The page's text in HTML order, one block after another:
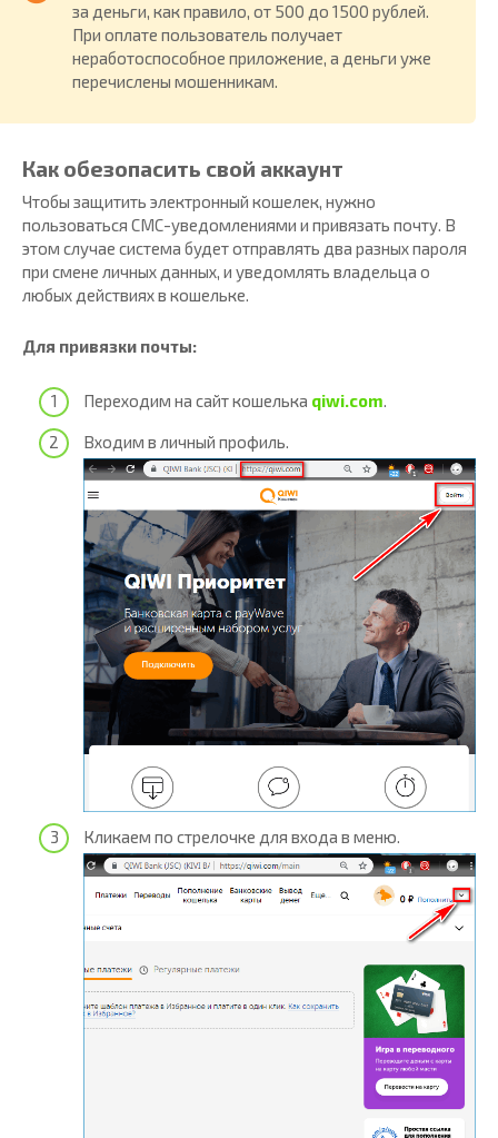
за деньги, как правило, от 500 до 1500 рублей.
При оплате пользователь получает
неработоспособное приложение, а деньги уже
перечислены мошенникам.
Как обезопасить свой аккаунт
Чтобы защитить электронный кошелек, нужно
пользоваться СМС-уведомлениями и привязать почту. В
этом случае система будет отправлять два разных пароля
при смене личных данных, и уведомлять владельца о
любых действиях в кошельке.
Для привязки почты:
Переходим на сайт кошелька qiwi.com.
Входим в личный профиль.
Кликаем по стрелочке для входа в меню.